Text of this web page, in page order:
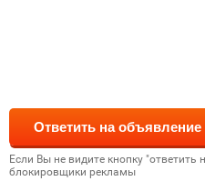
Если Вы не видите кнопку
блокировщики рекламы